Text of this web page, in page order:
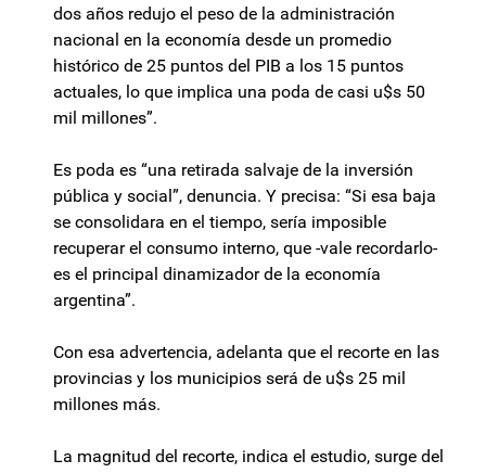
dos años redujo el peso de la administración
nacional en la economía desde un promedio
histórico de 25 puntos del PIB a los 15 puntos
actuales, lo que implica una poda de casi u$s 50
mil millones”.
Es poda es “una retirada salvaje de la inversión
pública y social”, denuncia. Y precisa: “Si esa baja
se consolidara en el tiempo, sería imposible
recuperar el consumo interno, que -vale recordarlo-
es el principal dinamizador de la economía
argentina”.
Con esa advertencia, adelanta que el recorte en las
provincias y los municipios será de u$s 25 mil
millones más.
La magnitud del recorte, indica el estudio, surge del